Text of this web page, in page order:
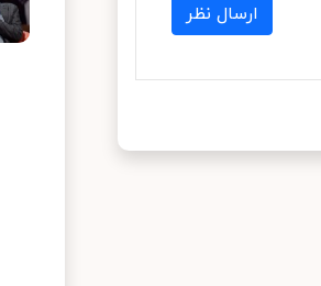
ارسال نظر